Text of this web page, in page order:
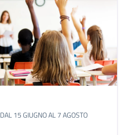
DAL 15 GIUGNO AL 7 AGOSTO